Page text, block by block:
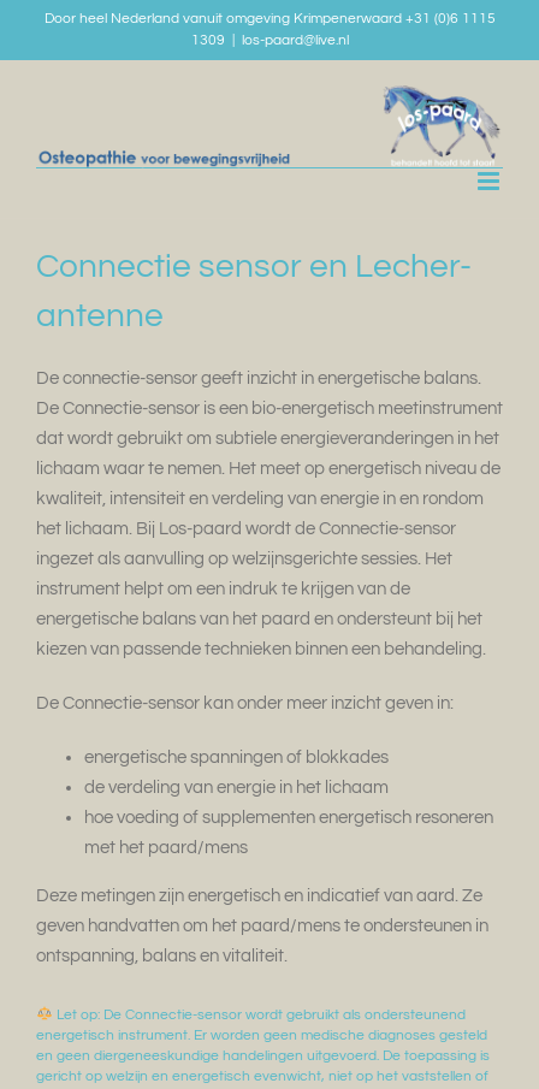
Door heel Nederland vanuit omgeving Krimpenerwaard +31 (0)6 1115
1309
los-paard@live.nl
Connectie sensor en Lecher-
antenne
De connectie-sensor geeft inzicht in energetische balans.
De Connectie-sensor is een bio-energetisch meetinstrument
dat wordt gebruikt om subtiele energieveranderingen in het
lichaam waar te nemen. Het meet op energetisch niveau de
kwaliteit, intensiteit en verdeling van energie in en rondom
het lichaam. Bij Los-paard wordt de Connectie-sensor
ingezet als aanvulling op welzijnsgerichte sessies. Het
instrument helpt om een indruk te krijgen van de
energetische balans van het paard en ondersteunt bij het
kiezen van passende technieken binnen een behandeling.
De Connectie-sensor kan onder meer inzicht geven in:
energetische spanningen of blokkades
de verdeling van energie in het lichaam
hoe voeding of supplementen energetisch resoneren
met het paard/mens
Deze metingen zijn energetisch en indicatief van aard. Ze
geven handvatten om het paard/mens te ondersteunen in
ontspanning, balans en vitaliteit.
Let op: De Connectie-sensor wordt gebruikt als ondersteunend
energetisch instrument. Er worden geen medische diagnoses gesteld
en geen diergeneeskundige handelingen uitgevoerd. De toepassing is
gericht op welzijn en energetisch evenwicht, niet op het vaststellen of